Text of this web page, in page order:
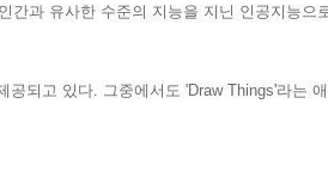
과 유사한 수준의 지능을 지닌 인공지능으
되고 있다. 그중에서도 'Draw Things'라는